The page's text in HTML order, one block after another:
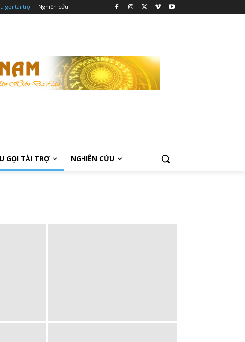
gọi tài trợ Nghiên cứu
GỌI TÀI TRỢ NGHIÊN CỨU